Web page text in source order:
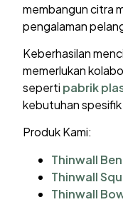
membangun citra
pengalaman
Keberhasilan
memerlukan
seperti pabrik
kebutuhan spesifik
Produk Kami:
Thinwall
Thinwall
Thinwall